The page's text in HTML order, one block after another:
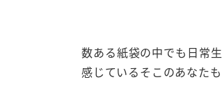
数ある紙袋の中でも日常
感じているそこのあなた